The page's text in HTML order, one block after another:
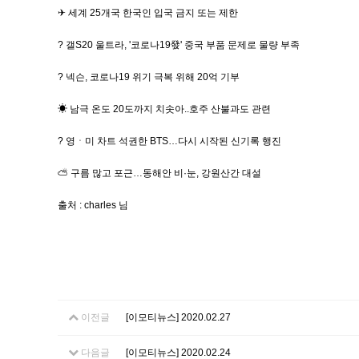
✈ 세계 25개국 한국인 입국 금지 또는 제한
? 갤S20 울트라, '코로나19發' 중국 부품 문제로 물량 부족
? 넥슨, 코로나19 위기 극복 위해 20억 기부
☀ 남극 온도 20도까지 치솟아..호주 산불과도 관련
? 영ㆍ미 차트 석권한 BTS…다시 시작된 신기록 행진
⛅ 구름 많고 포근…동해안 비·눈, 강원산간 대설
출처 : charles 님
이전글 [이모티뉴스] 2020.02.27
다음글 [이모티뉴스] 2020.02.24